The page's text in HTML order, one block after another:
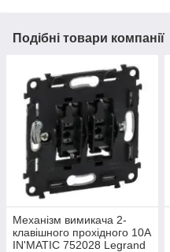
Подібні товари компанії
Механізм вимикача 2-
клавішного прохідного 10A
IN'MATIC 752028 Legrand